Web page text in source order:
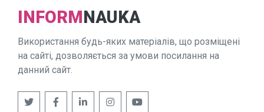
INFORMNAUKA
Використання будь-яких матеріалів, що розміщені
на сайті, дозволяється за умови посилання на
данний сайт.